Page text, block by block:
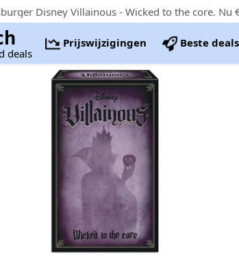
Disney Villainous - Wicked to the core. Nu
deals
Prijswijzigingen Beste deals